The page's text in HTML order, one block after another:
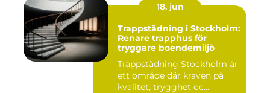
18. jun
Trappstädning i Stockholm:
Renare trapphus för
tryggare boendemiljö
Trappstädning Stockholm är
ett område där kraven på
kvalitet, trygghet oc...